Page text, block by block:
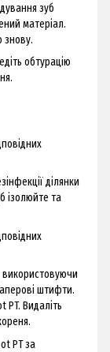
зуб
матеріал.
знову.
обтурацію
ділянки
ізолюйте та
використовуючи
штифти.
PT. Видаліть
PT за